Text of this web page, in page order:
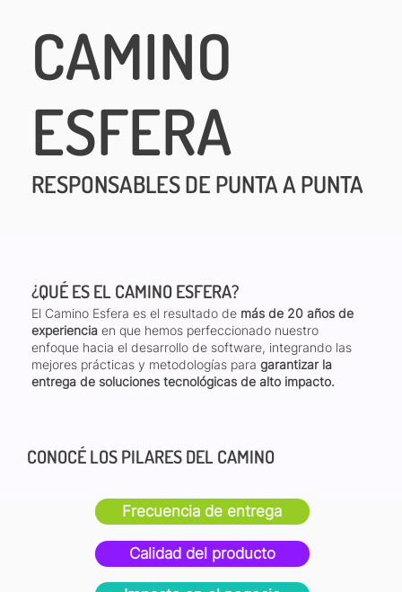
CAMINO
ESFERA
RESPONSABLES DE PUNTA A PUNTA
¿QUÉ ES EL CAMINO ESFERA?
El Camino Esfera es el resultado de más de 20 años de
experiencia en que hemos perfeccionado nuestro
enfoque hacia el desarrollo de software, integrando las
mejores prácticas y metodologías paragarantizar la
entrega de soluciones tecnológicas de alto impacto.
CONOCÉ LOS PILARES DEL CAMINO
Frecuencia de entrega
Calidad del producto